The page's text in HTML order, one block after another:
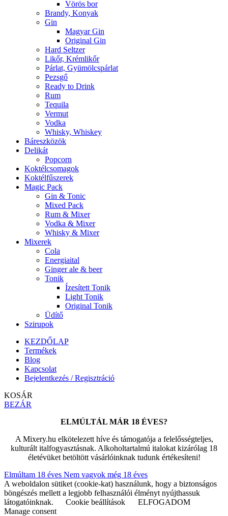
Vörös bor
Brandy, Konyak
Gin
Magyar Gin
Original Gin
Hard Seltzer
Likőr, Krémlikőr
Párlat, Gyümölcspárlat
Pezsgő
Ready to Drink
Rum
Tequila
Vermut
Vodka
Whisky, Whiskey
Báreszközök
Delikát
Popcorn
Koktélcsomagok
Koktélfűszerek
Magic Pack
Gin & Tonic
Mixed Pack
Rum & Mixer
Vodka & Mixer
Whisky & Mixer
Mixerek
Cola
Energiaital
Ginger ale & beer
Tonik
Ízesített Tonik
Light Tonik
Original Tonik
Üdítő
Szirupok
KEZDŐLAP
Termékek
Blog
Kapcsolat
Bejelentkezés / Regisztráció
KOSÁR
BEZÁR
ELMÚLTÁL MÁR 18 ÉVES?
A Mixery.hu elkötelezett híve és támogatója a felelősségteljes,
kulturált italfogyasztásnak. Alkoholtartalmú italokat kizárólag 18
életévüket betöltött vásárlóinknak tudunk értékesíteni!
Elmúltam 18 éves Nem vagyok még 18 éves
A weboldalon sütiket (cookie-kat) használunk, hogy a biztonságos
böngészés mellett a legjobb felhasználói élményt nyújthassuk
látogatóinknak.
Cookie beállítások
ELFOGADOM
Manage consent